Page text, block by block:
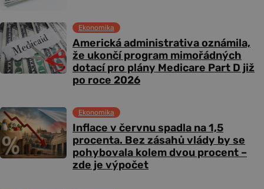
Americká administrativa oznámila,
že ukončí program mimořádných
dotací pro plány Medicare Part D již
po roce 2026
Ekonomika
Inflace v červnu spadla na 1,5
procenta. Bez zásahů vlády by se
pohybovala kolem dvou procent –
zde je výpočet
Ekonomika